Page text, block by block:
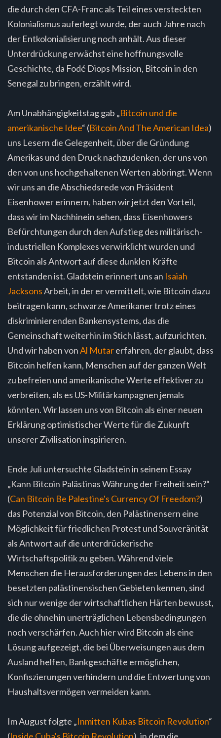
die durch den CFA-Franc als Teil eines versteckten
Kolonialismus auferlegt wurde, der auch Jahre nach
der Entkolonialisierung noch anhält. Aus dieser
Unterdrückung erwächst eine hoffnungsvolle
Geschichte, da Fodé Diops Mission, Bitcoin in den
Senegal zu bringen, erzählt wird.
Am Unabhängigkeitstag gab „Bitcoin und die
amerikanische Idee“ (Bitcoin And The American Idea)
uns Lesern die Gelegenheit, über die Gründung
Amerikas und den Druck nachzudenken, der uns von
den von uns hochgehaltenen Werten abbringt. Wenn
wir uns an die Abschiedsrede von Präsident
Eisenhower erinnern, haben wir jetzt den Vorteil,
dass wir im Nachhinein sehen, dass Eisenhowers
Befürchtungen durch den Aufstieg des militärisch-
industriellen Komplexes verwirklicht wurden und
Bitcoin als Antwort auf diese dunklen Kräfte
entstanden ist. Gladstein erinnert uns an Isaiah
JacksonsArbeit, in der er vermittelt, wie Bitcoin dazu
beitragen kann, schwarze Amerikaner trotz eines
diskriminierenden Bankensystems, das die
Gemeinschaft weiterhin im Stich lässt, aufzurichten.
Und wir haben vonAl Mutarerfahren, der glaubt, dass
Bitcoin helfen kann, Menschen auf der ganzen Welt
zu befreien und amerikanische Werte effektiver zu
verbreiten, als es US-Militärkampagnen jemals
könnten. Wir lassen uns von Bitcoin als einer neuen
Erklärung optimistischer Werte für die Zukunft
unserer Zivilisation inspirieren.
Ende Juli untersuchte Gladstein in seinem Essay
„Kann Bitcoin Palästinas Währung der Freiheit sein?“
(Can Bitcoin Be Palestine's Currency Of Freedom?)
das Potenzial von Bitcoin, den Palästinensern eine
Möglichkeit für friedlichen Protest und Souveränität
als Antwort auf die unterdrückerische
Wirtschaftspolitik zu geben. Während viele
Menschen die Herausforderungen des Lebens in den
besetzten palästinensischen Gebieten kennen, sind
sich nur wenige der wirtschaftlichen Härten bewusst,
die die ohnehin unerträglichen Lebensbedingungen
noch verschärfen. Auch hier wird Bitcoin als eine
Lösung aufgezeigt, die bei Überweisungen aus dem
Ausland helfen, Bankgeschäfte ermöglichen,
Konfiszierungen verhindern und die Entwertung von
Haushaltsvermögen vermeiden kann.
Im August folgte „Inmitten Kubas Bitcoin Revolution“